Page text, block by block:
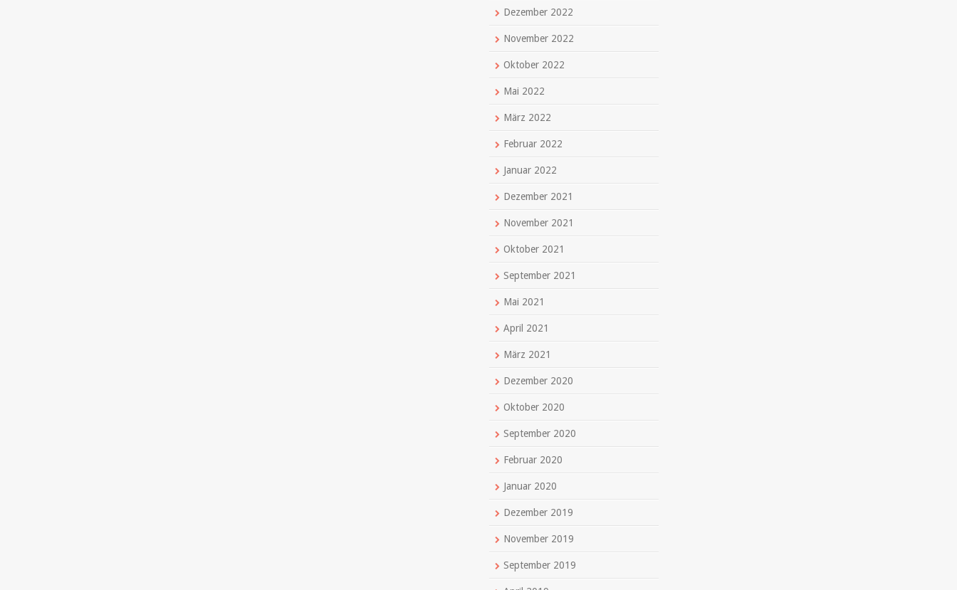
Dezember 2022
November 2022
Oktober 2022
Mai 2022
März 2022
Februar 2022
Januar 2022
Dezember 2021
November 2021
Oktober 2021
September 2021
Mai 2021
April 2021
März 2021
Dezember 2020
Oktober 2020
September 2020
Februar 2020
Januar 2020
Dezember 2019
November 2019
September 2019